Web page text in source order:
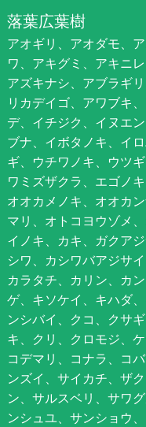
落葉広葉樹
アオギリ、アオダモ、
ワ、アキグミ、アキニ
アズキナシ、アブラギ
リカデイゴ、アワブキ
デ、イチジク、イヌエ
ブナ、イボタノキ、イ
ギ、ウチワノキ、ウツ
ワミズザクラ、エゴノ
オオカメノキ、オオカ
マリ、オトコヨウゾメ
イノキ、カキ、ガクア
シワ、カシワバアジサ
カラタチ、カリン、カ
ゲ、キソケイ、キハダ
ンシバイ、クコ、クサ
キ、クリ、クロモジ、
コデマリ、コナラ、コ
ンズイ、サイカチ、ザ
ン、サルスベリ、サワ
ンシュユ、サンショウ